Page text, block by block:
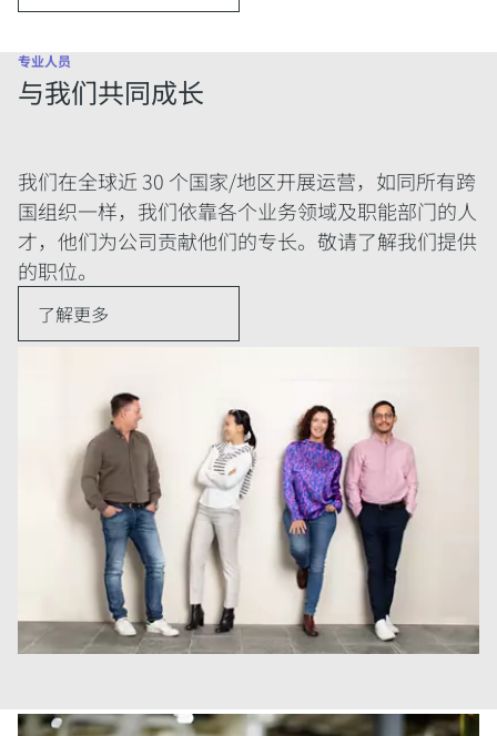
专业人员
与我们共同成长
我们在全球近 30 个国家/地区开展运营，如同所有跨
国组织一样，我们依靠各个业务领域及职能部门的人
才，他们为公司贡献他们的专长。敬请了解我们提供
的职位。
了解更多